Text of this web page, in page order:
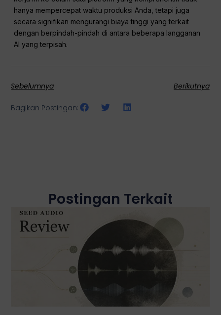
hanya mempercepat waktu produksi Anda, tetapi juga
secara signifikan mengurangi biaya tinggi yang terkait
dengan berpindah-pindah di antara beberapa langganan
AI yang terpisah.
Sebelumnya Berikutnya
Bagikan Postingan:
Postingan Terkait